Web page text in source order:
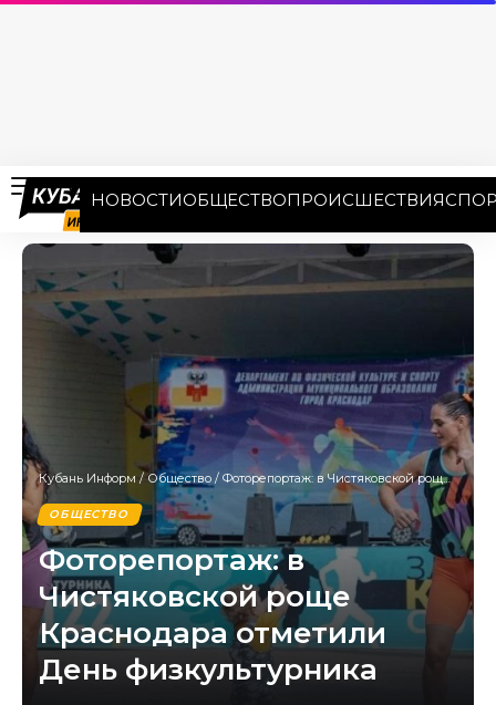
НОВОСТИОБЩЕСТВОПРОИСШЕСТВИЯ
Кубань Информ / Общество / Фоторепортаж: в Чистяковской роще Краснодара отметили День физкультурника
ОБЩЕСТВО
Фоторепортаж: в
Чистяковской роще
Краснодара отметили
День физкультурника